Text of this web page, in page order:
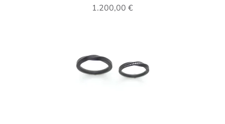
1.200,00 €